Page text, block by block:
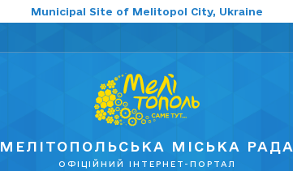
Municipal Site of Melitopol City, Ukraine
МЕЛІТОПОЛЬСЬКА МІСЬКА РАДА
ОФІЦІЙНИЙ ІНТЕРНЕТ-ПОРТАЛ